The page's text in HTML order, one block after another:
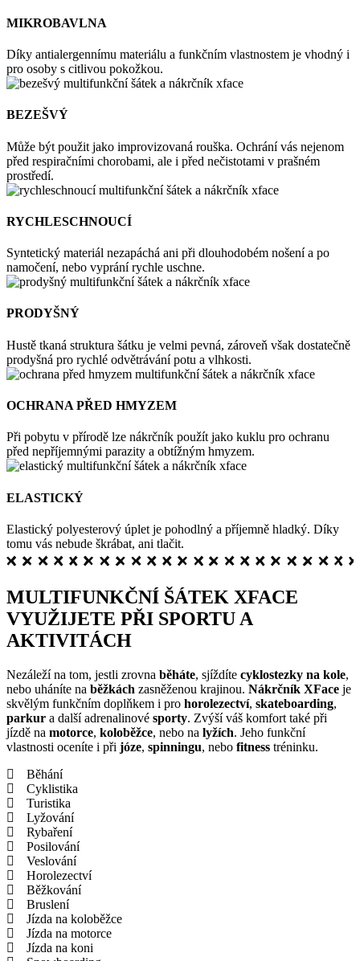
MIKROBAVLNA
Díky antialergennímu materiálu a funkčním vlastnostem je vhodný i
pro osoby s citlivou pokožkou.
BEZEŠVÝ
Může být použit jako improvizovaná rouška. Ochrání vás nejenom
před respiračními chorobami, ale i před nečistotami v prašném
prostředí.
RYCHLESCHNOUCÍ
Syntetický materiál nezapáchá ani při dlouhodobém nošení a po
namočení, nebo vyprání rychle uschne.
PRODYŠNÝ
Hustě tkaná struktura šátku je velmi pevná, zároveň však dostatečně
prodyšná pro rychlé odvětrávání potu a vlhkosti.
OCHRANA PŘED HMYZEM
Při pobytu v přírodě lze nákrčník použít jako kuklu pro ochranu
před nepříjemnými parazity a obtížným hmyzem.
ELASTICKÝ
Elastický polyesterový úplet je pohodlný a příjemně hladký. Díky
tomu vás nebude škrábat, ani tlačit.
MULTIFUNKČNÍ ŠÁTEK XFACE
VYUŽIJETE PŘI SPORTU A
AKTIVITÁCH
Nezáleží na tom, jestli zrovna běháte, sjíždíte cyklostezky na kole,
nebo uháníte na běžkách zasněženou krajinou. Nákrčník XFace je
skvělým funkčním doplňkem i pro horolezectví, skateboarding,
parkur a další adrenalinové sporty. Zvýší váš komfort také při
jízdě na motorce, koloběžce, nebo na lyžích. Jeho funkční
vlastnosti oceníte i při józe, spinningu, nebo fitness tréninku.
Běhání
Cyklistika
Turistika
Lyžování
Rybaření
Posilování
Veslování
Horolezectví
Běžkování
Bruslení
Jízda na koloběžce
Jízda na motorce
Jízda na koni